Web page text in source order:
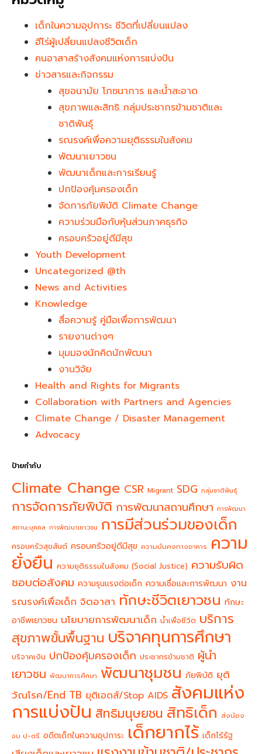
เด็กในความอุปการะ ชีวิตที่เปลี่ยนแปลง
ฮีโร่ผู้เปลี่ยนแปลงชีวิตเด็ก
คนอาสาสร้างสังคมแห่งการแบ่งปัน
ข่าวสารและกิจกรรม
สุขอนามัย โภชนาการ และน้ำสะอาด
สุขภาพและสิทธิ กลุ่มประชากรข้ามชาติและ
ชาติพันธุ์
รณรงค์เพื่อความยุติธรรมในสังคม
พัฒนาเยาวชน
พัฒนาเด็กและการเรียนรู้
ปกป้องคุ้มครองเด็ก
จัดการภัยพิบัติ Climate Change
ความร่วมมือกับหุ้นส่วนภาคธุรกิจ
ครอบครัวอยู่ดีมีสุข
Youth Development​
Uncategorized @th
News and Activities
Knowledge
สื่อความรู้ คู่มือเพื่อการพัฒนา
รายงานต่างๆ
มุมมองนักคิดนักพัฒนา
งานวิจัย
Health and Rights for Migrants
Collaboration with Partners and Agencies
Climate Change / Disaster Management
Advocacy
ป้ายกำกับ
Climate Change CSR Migrant SDG กลุ่มชาติพันธุ์
การจัดการภัยพิบัติ การพัฒนาสถานศึกษา การพัฒนา
สถานะบุคคล การพัฒนาเยาวชน การมีส่วนร่วมของเด็ก
ครอบครัวสุขสันต์ ครอบครัวอยู่ดีมีสุข ความมั่นคงทางอาหาร ความ
ยั่งยืน ความยุติธรรมในสังคม (Social Justice) ความรับผิด
ชอบต่อสังคม ความรุนแรงต่อเด็ก ความเชื่อและการพัฒนา งาน
รณรงค์เพื่อเด็ก จิตอาสา ทักษะชีวิตเยาวชน ทักษะ
อาชีพเยาวชน นโยบายการพัฒนาเด็ก น้ำเพื่อชีวิต บริการ
สุขภาพขั้นพื้นฐาน บริจาคทุนการศึกษา
บริจาคเงิน ปกป้องคุ้มครองเด็ก ประชากรข้ามชาติ ผู้นำ
เยาวชน พัฒนาการศึกษา พัฒนาชุมชน ภัยพิบัติ ยุติ
วัณโรค/End TB ยุติเอดส์/Stop AIDS สังคมแห่ง
การแบ่งปัน สิทธิมนุษยชน สิทธิเด็ก ส่งน้อง
จบ ป-ตรี อดีตเด็กในความอุปการะ เด็กยากไร้ เด็กไร้รัฐ